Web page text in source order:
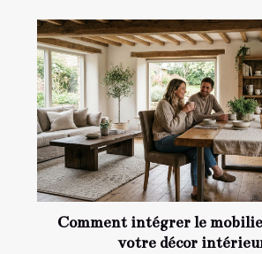
Comment intégrer le
votre décor